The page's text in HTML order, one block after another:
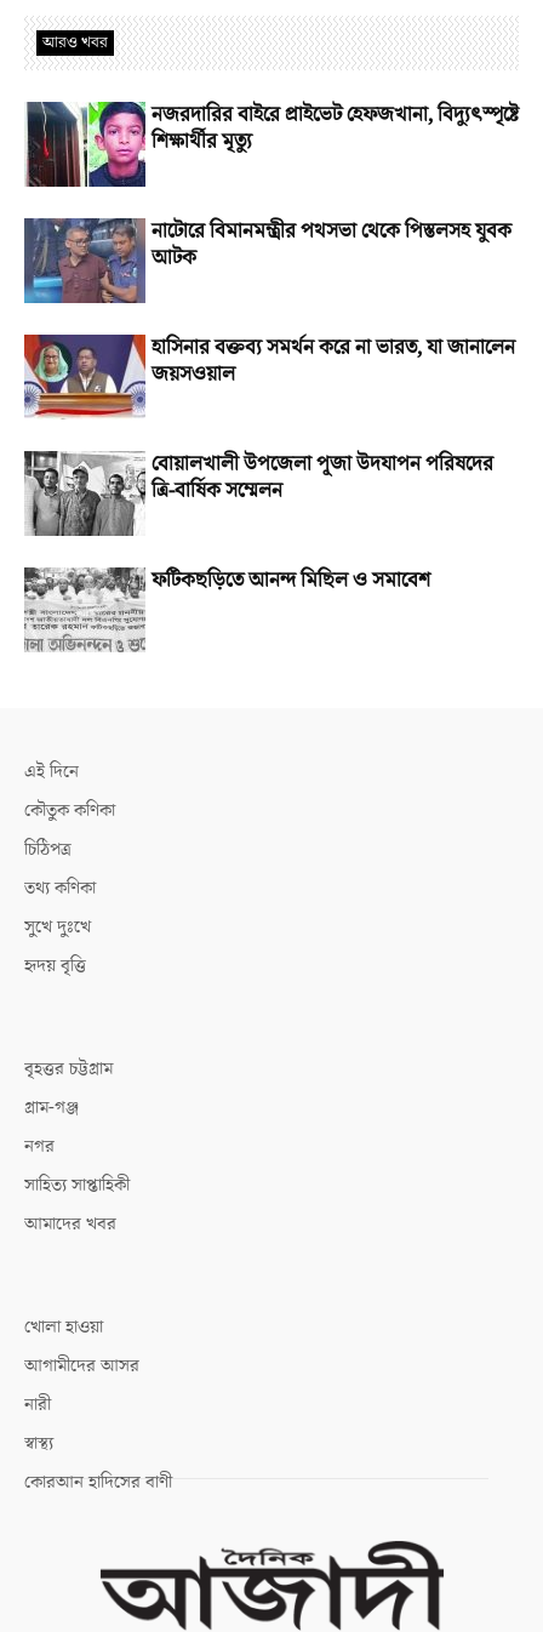
আরও খবর
নজরদারির বাইরে প্রাইভেট হেফজখানা, বিদ্যুৎস্পৃষ্টে
শিক্ষার্থীর মৃত্যু
নাটোরে বিমানমন্ত্রীর পথসভা থেকে পিস্তলসহ যুবক
আটক
হাসিনার বক্তব্য সমর্থন করে না ভারত, যা জানালেন
জয়সওয়াল
বোয়ালখালী উপজেলা পূজা উদযাপন পরিষদের
ত্রি-বার্ষিক সম্মেলন
ফটিকছড়িতে আনন্দ মিছিল ও সমাবেশ
এই দিনে
কৌতুক কণিকা
চিঠিপত্র
তথ্য কণিকা
সুখে দুঃখে
হৃদয় বৃত্তি
বৃহত্তর চট্টগ্রাম
গ্রাম-গঞ্জ
নগর
সাহিত্য সাপ্তাহিকী
আমাদের খবর
খোলা হাওয়া
আগামীদের আসর
নারী
স্বাস্থ্য
কোরআন হাদিসের বাণী